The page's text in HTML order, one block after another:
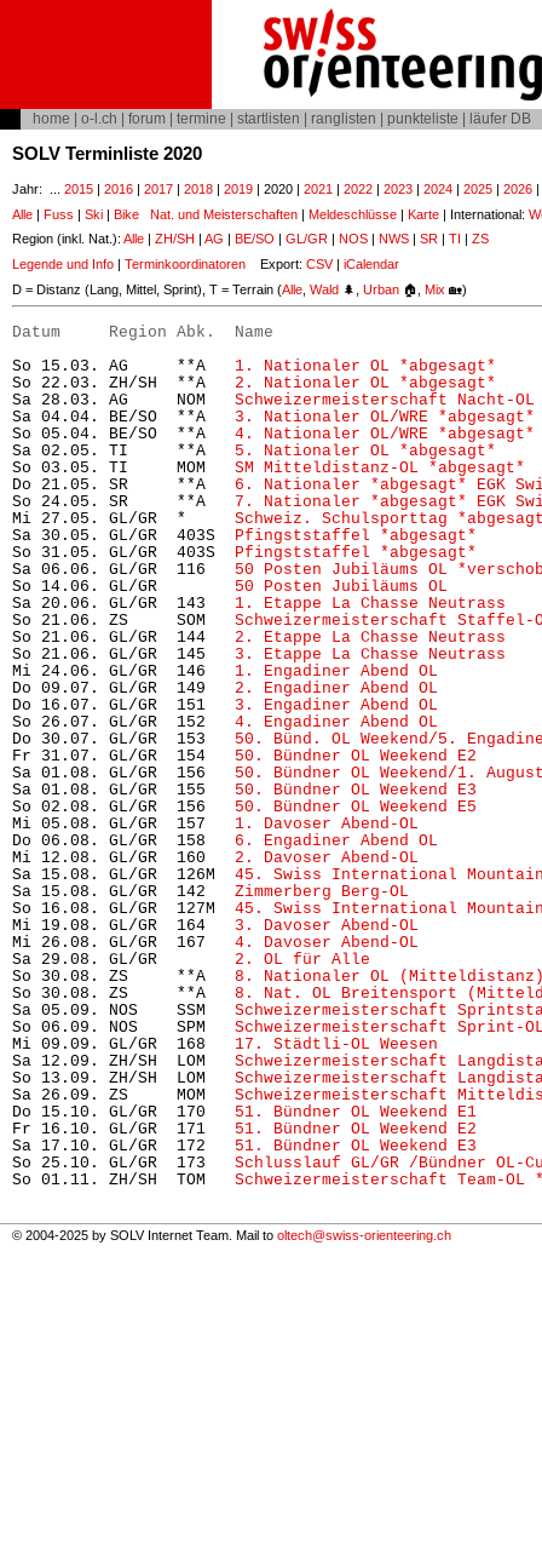
home o-l.ch forum termine startlisten ranglisten punkteliste läufer DB
SOLV Terminliste 2020
Jahr: ... 2015 | 2016 | 2017 | 2018 | 2019 | 2020 | 2021 | 2022 | 2023 | 2024 | 2025 | 2026 |
Alle | Fuss | Ski | Bike Nat. und Meisterschaften | Meldeschlüsse | Karte | International:
Region (inkl. Nat.): Alle ZH/SH AG BE/SO GL/GR NOS NWS SR TI
ZS
Legende und Info | Terminkoordinatoren Export: CSV| iCalendar
D = Distanz (Lang, Mittel, Sprint), T = Terrain (Alle Wald 🌲, Urban 🏠, Mix 🏡)
Datum     Region Abk.  Name
So 15.03. AG     **A 1. Nationaler OL *abgesagt*
So 22.03. ZH/SH  **A 2. Nationaler OL *abgesagt*
Sa 28.03. AG     NOM Schweizermeisterschaft Nacht-OL
Sa 04.04. BE/SO  **A 3. Nationaler OL/WRE *abgesagt*
So 05.04. BE/SO  **A 4. Nationaler OL/WRE *abgesagt*
Sa 02.05. TI     **A 5. Nationaler OL *abgesagt*
So 03.05. TI     MOM SM Mitteldistanz-OL *abgesagt*
Do 21.05. SR     **A 6. Nationaler *abgesagt* EGK
So 24.05. SR     **A 7. Nationaler *abgesagt* EGK
Mi 27.05. GL/GR  * Schweiz. Schulsporttag
Sa 30.05. GL/GR  403S
Pfingststaffel *abgesagt*
So 31.05. GL/GR  403S
Pfingststaffel *abgesagt*
Sa 06.06. GL/GR  116 50 Posten Jubiläums OL
So 14.06. GL/GR 50 Posten Jubiläums OL
Sa 20.06. GL/GR  143 1. Etappe La Chasse Neutrass
So 21.06. ZS     SOM Schweizermeisterschaft Staffel-
So 21.06. GL/GR  144 2. Etappe La Chasse Neutrass
So 21.06. GL/GR  145 3. Etappe La Chasse Neutrass
Mi 24.06. GL/GR  146 1. Engadiner Abend OL
Do 09.07. GL/GR  149 2. Engadiner Abend OL
Do 16.07. GL/GR  151 3. Engadiner Abend OL
So 26.07. GL/GR  152 4. Engadiner Abend OL
Do 30.07. GL/GR  153 50. Bünd. OL Weekend/5.
Fr 31.07. GL/GR  154 50. Bündner OL Weekend E2
Sa 01.08. GL/GR  156 50. Bündner OL Weekend/1.
Sa 01.08. GL/GR  155 50. Bündner OL Weekend E3
So 02.08. GL/GR  156 50. Bündner OL Weekend E5
Mi 05.08. GL/GR  157 1. Davoser Abend-OL
Do 06.08. GL/GR  158 6. Engadiner Abend OL
Mi 12.08. GL/GR  160 2. Davoser Abend-OL
Sa 15.08. GL/GR  126M 45. Swiss International
Sa 15.08. GL/GR  142 Zimmerberg Berg-OL
So 16.08. GL/GR  127M 45. Swiss International
Mi 19.08. GL/GR  164 3. Davoser Abend-OL
Mi 26.08. GL/GR  167 4. Davoser Abend-OL
Sa 29.08. GL/GR 2. OL für Alle
So 30.08. ZS     **A 8. Nationaler OL
So 30.08. ZS     **A 8. Nat. OL Breitensport
Sa 05.09. NOS    SSM Schweizermeisterschaft
So 06.09. NOS    SPM Schweizermeisterschaft Sprint-
Mi 09.09. GL/GR  168 17. Städtli-OL Weesen
Sa 12.09. ZH/SH  LOM Schweizermeisterschaft
So 13.09. ZH/SH  LOM Schweizermeisterschaft
Sa 26.09. ZS     MOM Schweizermeisterschaft
Do 15.10. GL/GR  170 51. Bündner OL Weekend E1
Fr 16.10. GL/GR  171 51. Bündner OL Weekend E2
Sa 17.10. GL/GR  172 51. Bündner OL Weekend E3
So 25.10. GL/GR  173 Schlusslauf GL/GR /Bündner OL-
So 01.11. ZH/SH  TOM Schweizermeisterschaft Team-OL
© 2004-2025 by SOLV Internet Team. Mail to oltech@swiss-orienteering.ch